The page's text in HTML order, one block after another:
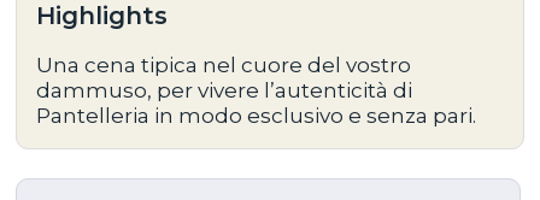
Highlights
Una cena tipica nel cuore del vostro
dammuso, per vivere l’autenticità di
Pantelleria in modo esclusivo e senza pari.